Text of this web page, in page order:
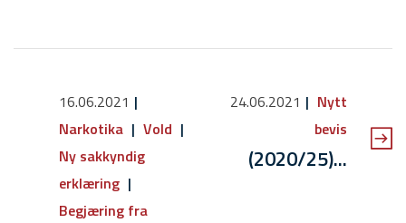
16.06.2021
Narkotika
Vold
Ny sakkyndig
erklæring
Begjæring fra
24.06.2021
Nytt
bevis
(2020/25)...